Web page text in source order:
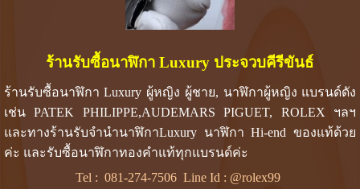
ร้านรับซื้อนาฬิกา Luxury ประจวบคีรีขันธ์
ร้านรับซื้อนาฬิกา Luxury ผู้หญิง ผู้ชาย, นาฬิกาผู้หญิง แบรนด์ดัง
เช่น PATEK PHILIPPE,AUDEMARS PIGUET, ROLEX ฯลฯ
และทางร้านรับจำนำนาฬิกาLuxury นาฬิกา Hi-end ของแท้ด้วย
ค่ะ และรับซื้อนาฬิกาทองคำแท้ทุกแบรนด์ค่ะ
Tel :081-274-7506 Line Id : @rolex99